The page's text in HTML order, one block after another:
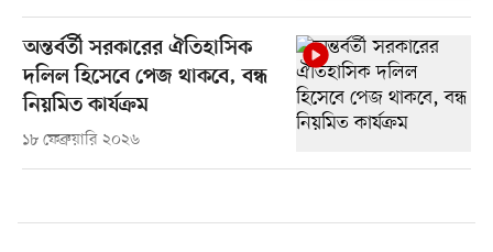
অন্তর্বর্তী সরকারের ঐতিহাসিক
দলিল হিসেবে পেজ থাকবে, বন্ধ
নিয়মিত কার্যক্রম
১৮ ফেব্রুয়ারি ২০২৬